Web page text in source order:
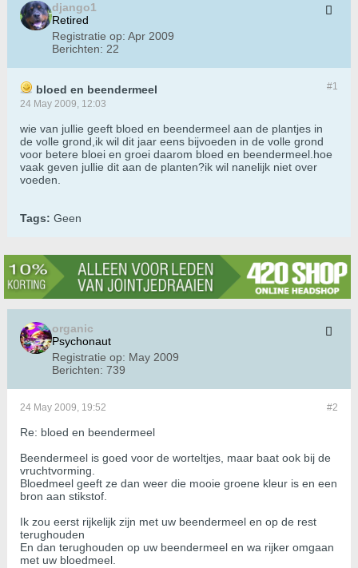
django1
Retired
Registratie op: Apr 2009
Berichten: 22
#1
bloed en beendermeel
24 May 2009, 12:03
wie van jullie geeft bloed en beendermeel aan de plantjes in
de volle grond,ik wil dit jaar eens bijvoeden in de volle grond
voor betere bloei en groei daarom bloed en beendermeel.hoe
vaak geven jullie dit aan de planten?ik wil nanelijk niet over
voeden.
Tags: Geen
organic
Psychonaut
Registratie op: May 2009
Berichten: 739
#2
24 May 2009, 19:52
Re: bloed en beendermeel
Beendermeel is goed voor de worteltjes, maar baat ook bij de
vruchtvorming.
Bloedmeel geeft ze dan weer die mooie groene kleur is en een
bron aan stikstof.
Ik zou eerst rijkelijk zijn met uw beendermeel en op de rest
terughouden
En dan terughouden op uw beendermeel en wa rijker omgaan
met uw bloedmeel.